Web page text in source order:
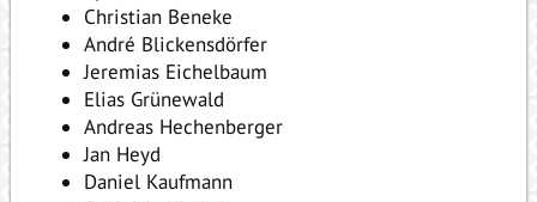
Christian Beneke
André Blickensdörfer
Jeremias Eichelbaum
Elias Grünewald
Andreas Hechenberger
Jan Heyd
Daniel Kaufmann